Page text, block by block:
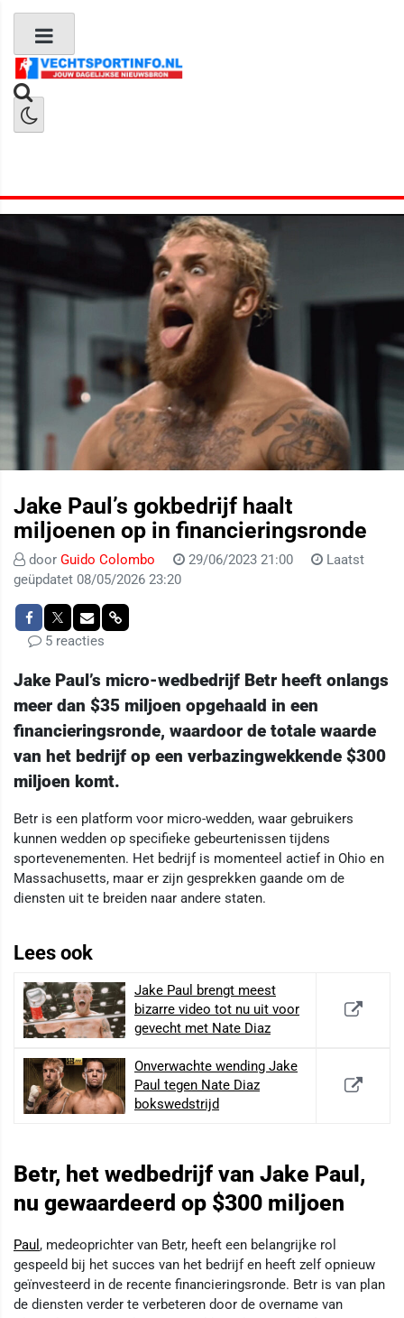
Jake Paul’s gokbedrijf haalt
miljoenen op in financieringsronde
door Guido Colombo 29/06/2023 21:00
Laatst
geüpdatet 08/05/2026 23:20
5 reacties
Jake Paul’s micro-wedbedrijf Betr heeft onlangs
meer dan $35 miljoen opgehaald in een
financieringsronde, waardoor de totale waarde
van het bedrijf op een verbazingwekkende $300
miljoen komt.
Betr is een platform voor micro-wedden, waar gebruikers
kunnen wedden op specifieke gebeurtenissen tijdens
sportevenementen. Het bedrijf is momenteel actief in Ohio en
Massachusetts, maar er zijn gesprekken gaande om de
diensten uit te breiden naar andere staten.
Lees ook
Jake Paul brengt meest
bizarre video tot nu uit voor
gevecht met Nate Diaz
Onverwachte wending Jake
Paul tegen Nate Diaz
bokswedstrijd
Betr, het wedbedrijf van Jake Paul,
nu gewaardeerd op $300 miljoen
Paul , medeoprichter van Betr, heeft een belangrijke rol
gespeeld bij het succes van het bedrijf en heeft zelf opnieuw
geïnvesteerd in de recente financieringsronde. Betr is van plan
de diensten verder te verbeteren door de overname van